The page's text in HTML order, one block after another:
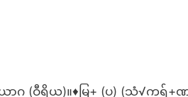
(ဝီရိယ)။♦မြ+ (ပ) (သံ√ကရ်+ဏ) ပ